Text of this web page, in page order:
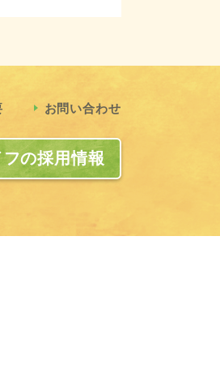
お問い合わせ
の採用情報